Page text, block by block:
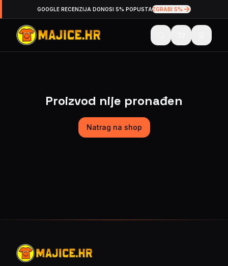
GOOGLE RECENZIJA DONOSI 5% POPUSTAZGRABI 5%
Proizvod nije pronađen
Natrag na shop